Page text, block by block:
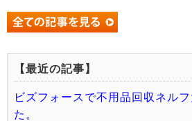
【最近の記事】
ビズフォースで不用品回収ネル
た。